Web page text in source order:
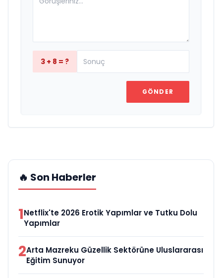
3 + 8 = ?
GÖNDER
🔥 Son Haberler
1Netflix'te 2026 Erotik Yapımlar ve Tutku Dolu
Yapımlar
2Arta Mazreku Güzellik Sektörüne Uluslararası
Eğitim Sunuyor